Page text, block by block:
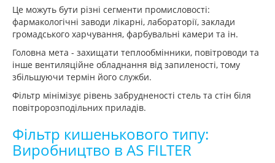
Це можуть бути різні сегменти промисловості:
фармакологічні заводи лікарні, лабораторії, заклади
громадського харчування, фарбувальні камери та ін.
Головна мета - захищати теплообмінники, повітроводи та
інше вентиляційне обладнання від запиленості, тому
збільшуючи термін його служби.
Фільтр мінімізує рівень забрудненості стель та стін біля
повітророзподільних приладів.
Фільтр кишенькового типу:
Виробництво в AS FILTER